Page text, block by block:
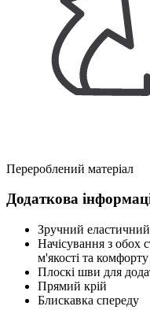
Перероблений матеріал
Додаткова
Зручний еластичний
Начісування з обох
м'якості та комфорту
Плоскі шви для
Прямий крій
Блискавка спереду